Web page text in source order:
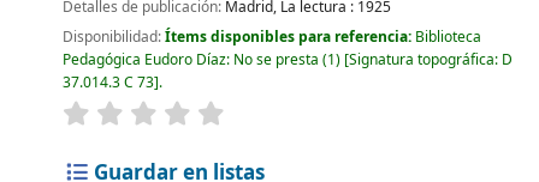
Detalles de publicación: Madrid, La lectura : 1925
Disponibilidad:Ítems disponibles para referencia: Biblioteca
Pedagógica Eudoro Díaz: No se presta (1) Signatura topográfica: D
37.014.3 C 73 .
Guardar en listas